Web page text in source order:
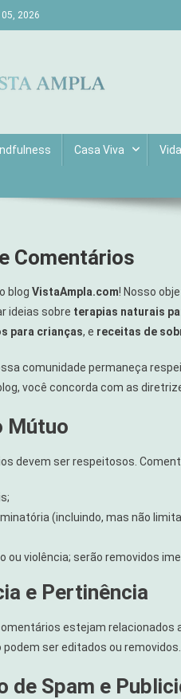
2026
Casa Viva
Comentários
blog VistaAmpla.com! Nosso
ideias sobre terapias naturais
para crianças, e receitas de
comunidade permaneça
você concorda com as
Mútuo
devem ser respeitosos.
(incluindo, mas não
ou violência; serão removidos
e Pertinência
estejam
ser editados ou removidos.
de Spam e